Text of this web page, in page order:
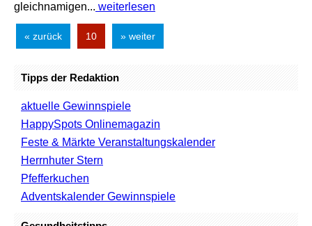
gleichnamigen... weiterlesen
« zurück 10 » weiter
Tipps der Redaktion
aktuelle Gewinnspiele
HappySpots Onlinemagazin
Feste & Märkte Veranstaltungskalender
Herrnhuter Stern
Pfefferkuchen
Adventskalender Gewinnspiele